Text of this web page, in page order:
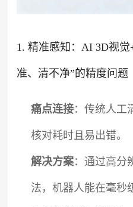
1. 精准感知：AI 3D视
准、清不净”的精度问题
痛点连接：传统人工
核对耗时且易出错。
解决方案：通过高分
法，机器人能在毫秒